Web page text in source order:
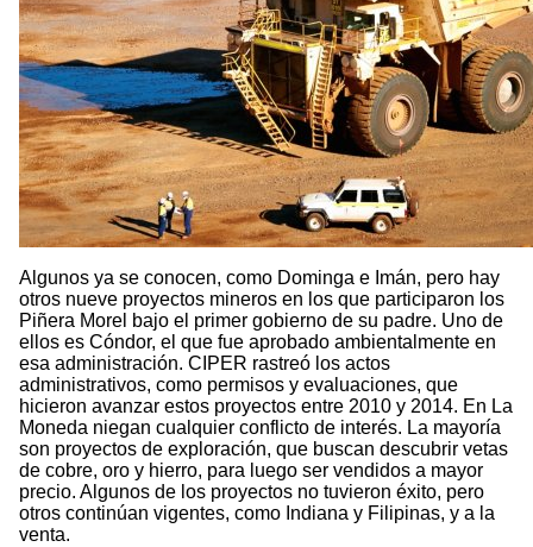
Algunos ya se conocen, como Dominga e Imán, pero hay
otros nueve proyectos mineros en los que participaron los
Piñera Morel bajo el primer gobierno de su padre. Uno de
ellos es Cóndor, el que fue aprobado ambientalmente en
esa administración. CIPER rastreó los actos
administrativos, como permisos y evaluaciones, que
hicieron avanzar estos proyectos entre 2010 y 2014. En La
Moneda niegan cualquier conflicto de interés. La mayoría
son proyectos de exploración, que buscan descubrir vetas
de cobre, oro y hierro, para luego ser vendidos a mayor
precio. Algunos de los proyectos no tuvieron éxito, pero
otros continúan vigentes, como Indiana y Filipinas, y a la
venta.